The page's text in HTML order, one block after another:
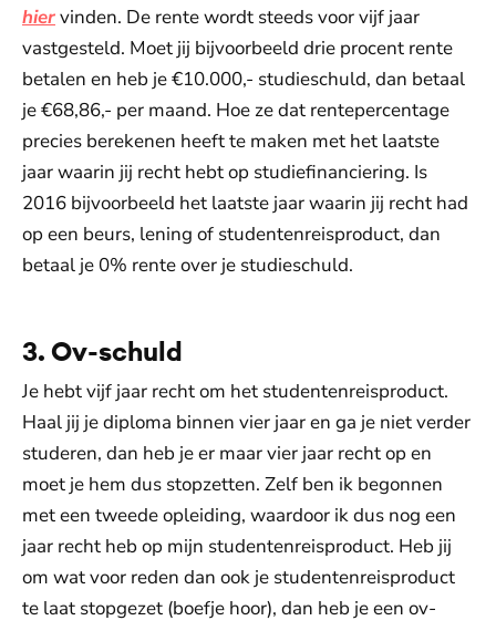
hiervinden. De rente wordt steeds voor vijf jaar
vastgesteld. Moet jij bijvoorbeeld drie procent rente
betalen en heb je €10.000,- studieschuld, dan betaal
je €68,86,- per maand. Hoe ze dat rentepercentage
precies berekenen heeft te maken met het laatste
jaar waarin jij recht hebt op studiefinanciering. Is
2016 bijvoorbeeld het laatste jaar waarin jij recht had
op een beurs, lening of studentenreisproduct, dan
betaal je 0% rente over je studieschuld.
3. Ov-schuld
Je hebt vijf jaar recht om het studentenreisproduct.
Haal jij je diploma binnen vier jaar en ga je niet verder
studeren, dan heb je er maar vier jaar recht op en
moet je hem dus stopzetten. Zelf ben ik begonnen
met een tweede opleiding, waardoor ik dus nog een
jaar recht heb op mijn studentenreisproduct. Heb jij
om wat voor reden dan ook je studentenreisproduct
te laat stopgezet (boefje hoor), dan heb je een ov-